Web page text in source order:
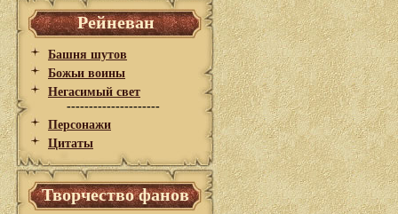
Рейневан
Башня шутов
Божьи воины
Негасимый свет
---------------------
Персонажи
Цитаты
Творчество фанов